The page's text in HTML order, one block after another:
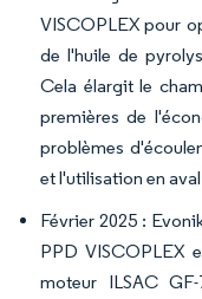
VISCOPLEX pour
de l'huile de
Cela élargit le
premières de
problèmes
et l'utilisation en
Février 2025 :
PPD VISCOPLEX
moteur ILSAC